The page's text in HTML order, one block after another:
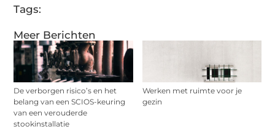
Meer Berichten
De verborgen risico’s en het
belang van een SCIOS-keuring
van een verouderde
stookinstallatie
Werken met ruimte voor je
gezin
Tags: